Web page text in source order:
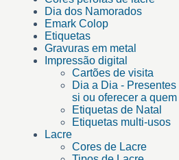
Dia dos Namorados
Emark Colop
Etiquetas
Gravuras em metal
Impressão digital
Cartões de visita
Dia a Dia -
si ou oferecer a
Etiquetas de Natal
Etiquetas multi-usos
Lacre
Cores de Lacre